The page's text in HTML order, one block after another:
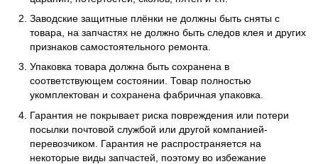
Заводские защитные плёнки не должны быть сняты с
товара, на запчастях не должно быть следов клея и других
признаков самостоятельного ремонта.
Упаковка товара должна быть сохранена в
соответствующем состоянии. Товар полностью
укомплектован и сохранена фабричная упаковка.
Гарантия не покрывает риска повреждения или потери
посылки почтовой службой или другой компанией-
перевозчиком. Гарантия не распространяется на
некоторые виды запчастей, поэтому во избежание